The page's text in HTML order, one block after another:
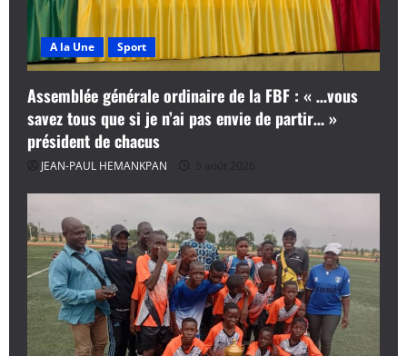
A la Une Sport
Assemblée générale ordinaire de la FBF : « …vous
savez tous que si je n’ai pas envie de partir… »
président de chacus
JEAN-PAUL HEMANKPAN 5 août 2026